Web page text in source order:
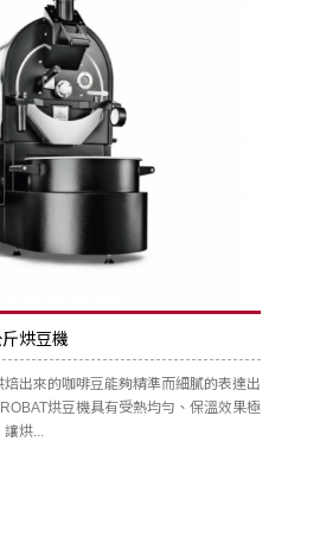
烘豆機
出來的咖啡豆能夠精準而細膩的表達出
烘豆機具有受熱均勻、保溫效果極
讓烘...